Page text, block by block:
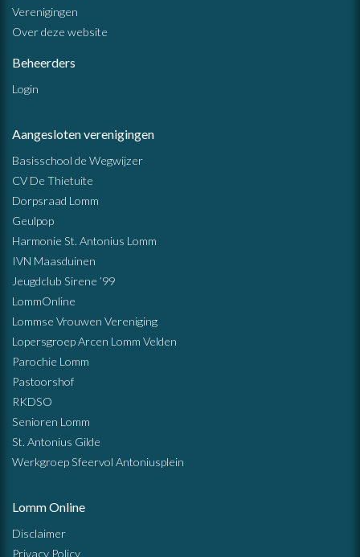
Verenigingen
Over deze website
Beheerders
Login
Aangesloten verenigingen
Basisschool de Wegwijzer
CV De Thietuite
Dorpsraad Lomm
Geulpop
Harmonie St. Antonius Lomm
IVN Maasduinen
Jeugdclub Sirene ’99
LommOnline
Lommse Vrouwen Vereniging
Lopersgroep Arcen Lomm Velden
Parochie Lomm
Pastoorshof
RKDSO
Senioren Lomm
St. Antonius Gilde
Werkgroep Sfeervol Antoniusplein
Lomm Online
Disclaimer
Privacy Policy